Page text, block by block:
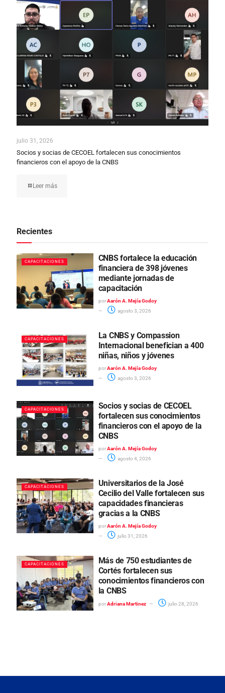
julio 31, 2026
Socios y socias de CECOEL fortalecen sus conocimientos
financieros con el apoyo de la CNBS
Leer más
Recientes
CAPACITACIONES
CNBS fortalece la educación
financiera de 398 jóvenes
mediante jornadas de
capacitación
por Aarón A. Mejía Godoy
agosto 3, 2026
CAPACITACIONES
La CNBS y Compassion
Internacional benefician a 400
niñas, niños y jóvenes
por Aarón A. Mejía Godoy
agosto 3, 2026
CAPACITACIONES
Socios y socias de CECOEL
fortalecen sus conocimientos
financieros con el apoyo de la
CNBS
por Aarón A. Mejía Godoy
agosto 4, 2026
CAPACITACIONES
Universitarios de la José
Cecilio del Valle fortalecen sus
capacidades financieras
gracias a la CNBS
por Aarón A. Mejía Godoy
julio 31, 2026
CAPACITACIONES
Más de 750 estudiantes de
Cortés fortalecen sus
conocimientos financieros con
la CNBS
por Adriana Martinez julio 28, 2026